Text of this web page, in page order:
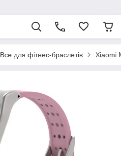
Все для фітнес-браслетів Xiaomi